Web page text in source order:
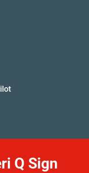
Q Sign